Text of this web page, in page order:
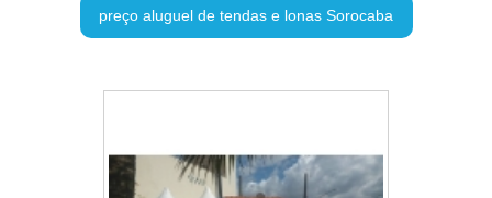
preço aluguel de tendas e lonas Sorocaba